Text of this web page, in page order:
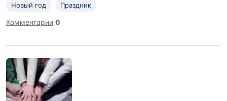
Новый год Праздник
Комментарии 0